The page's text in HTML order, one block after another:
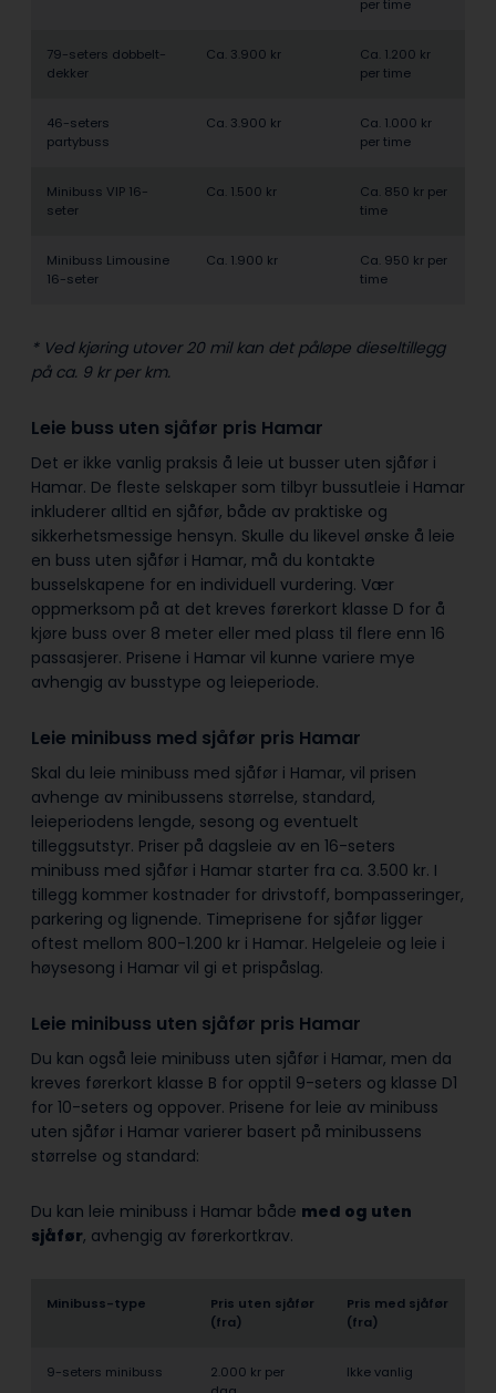
per time
79-seters dobbelt­
dekker
Ca. 3.900 kr
Ca. 1.200 kr
per time
46-seters
partybuss
Ca. 3.900 kr
Ca. 1.000 kr
per time
Minibuss VIP 16-
seter
Ca. 1.500 kr
Ca. 850 kr per
time
Minibuss Limousine
16-seter
Ca. 1.900 kr
Ca. 950 kr per
time
* Ved kjøring utover 20 mil kan det påløpe dieseltillegg
på ca. 9 kr per km.
Leie buss uten sjåfør pris Hamar
Det er ikke vanlig praksis å leie ut busser uten sjåfør i
Hamar. De fleste selskaper som tilbyr bussutleie i Hamar
inkluderer alltid en sjåfør, både av praktiske og
sikkerhetsmessige hensyn. Skulle du likevel ønske å leie
en buss uten sjåfør i Hamar, må du kontakte
busselskapene for en individuell vurdering. Vær
oppmerksom på at det kreves førerkort klasse D for å
kjøre buss over 8 meter eller med plass til flere enn 16
passasjerer. Prisene i Hamar vil kunne variere mye
avhengig av busstype og leieperiode.
Leie minibuss med sjåfør pris Hamar
Skal du leie minibuss med sjåfør i Hamar, vil prisen
avhenge av minibussens størrelse, standard,
leieperiodens lengde, sesong og eventuelt
tilleggsutstyr. Priser på dagsleie av en 16-seters
minibuss med sjåfør i Hamar starter fra ca. 3.500 kr. I
tillegg kommer kostnader for drivstoff, bompasseringer,
parkering og lignende. Timeprisene for sjåfør ligger
oftest mellom 800-1.200 kr i Hamar. Helgeleie og leie i
høysesong i Hamar vil gi et prispåslag.
Leie minibuss uten sjåfør pris Hamar
Du kan også leie minibuss uten sjåfør i Hamar, men da
kreves førerkort klasse B for opptil 9-seters og klasse D1
for 10-seters og oppover. Prisene for leie av minibuss
uten sjåfør i Hamar varierer basert på minibussens
størrelse og standard:
Du kan leie minibuss i Hamar både med og uten
sjåfør, avhengig av førerkortkrav.
Minibuss-type
Pris uten sjåfør
(fra)
Pris med sjåfør
(fra)
9-seters minibuss
2.000 kr per
Ikke vanlig